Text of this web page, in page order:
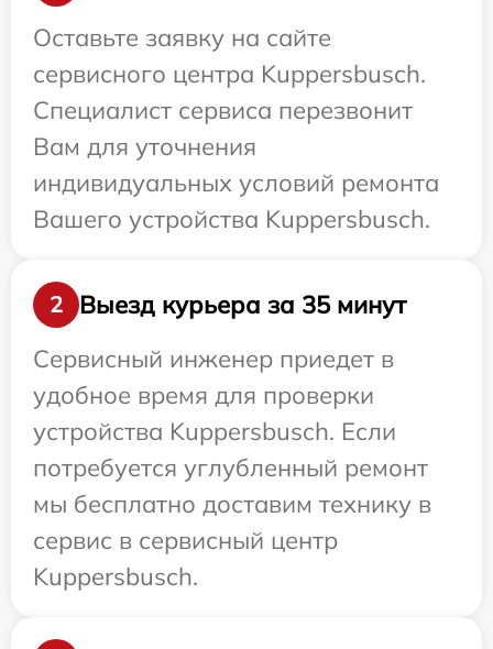
Оставьте заявку на сайте
сервисного центра Kuppersbusch.
Специалист сервиса перезвонит
Вам для уточнения
индивидуальных условий ремонта
Вашего устройства Kuppersbusch.
2
Выезд курьера за 35 минут
Сервисный инженер приедет в
удобное время для проверки
устройства Kuppersbusch. Если
потребуется углубленный ремонт
мы бесплатно доставим технику в
сервис в сервисный центр
Kuppersbusch.